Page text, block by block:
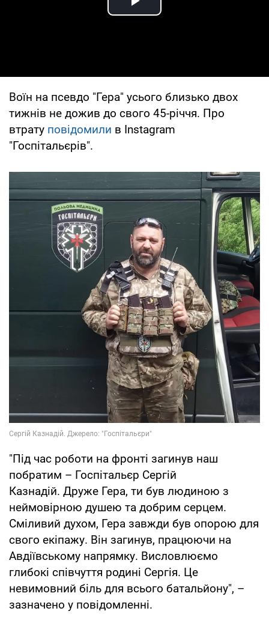
Play Video
Воїн на псевдо "Гера" усього близько двох
тижнів не дожив до свого 45-річчя. Про
втрату повідомили в Instagram
"Госпітальєрів".
"Під час роботи на фронті загинув наш
побратим – Госпітальєр Сергій
Казнадій. Друже Гера, ти був людиною з
неймовірною душею та добрим серцем.
Сміливий духом, Гера завжди був опорою для
свого екіпажу. Він загинув, працюючи на
Авдіївському напрямку. Висловлюємо
глибокі співчуття родині Сергія. Це
невимовний біль для всього батальйону", –
зазначено у повідомленні.